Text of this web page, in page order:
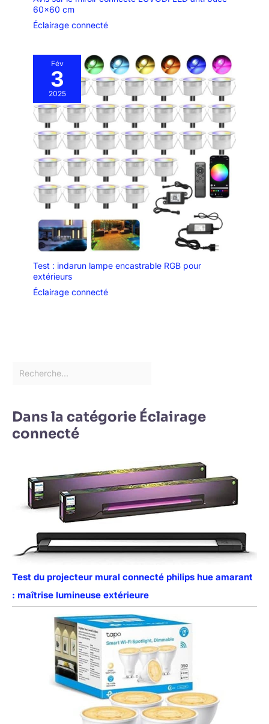
60×60 cm
Éclairage connecté
Fév
3
2025
Test : indarun lampe encastrable RGB pour
extérieurs
Éclairage connecté
Dans la catégorie Éclairage
connecté
Test du projecteur mural connecté philips hue amarant
: maîtrise lumineuse extérieure